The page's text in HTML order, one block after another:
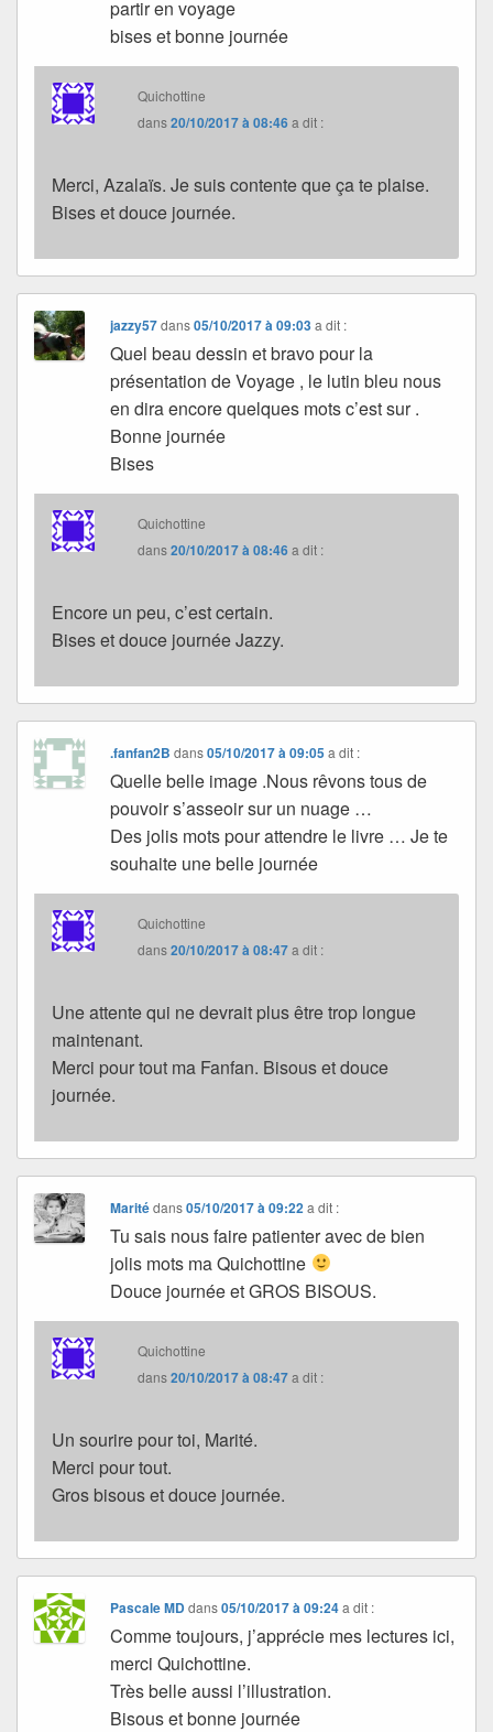
partir en voyage
bises et bonne journée
Quichottine
dans20/10/2017 à 08:46a dit :
Merci, Azalaïs. Je suis contente que ça te plaise.
Bises et douce journée.
jazzy57dans05/10/2017 à 09:03 a dit :
Quel beau dessin et bravo pour la
présentation de Voyage , le lutin bleu nous
en dira encore quelques mots c’est sur .
Bonne journée
Bises
Quichottine
dans20/10/2017 à 08:46a dit :
Encore un peu, c’est certain.
Bises et douce journée Jazzy.
.fanfan2B dans05/10/2017 à 09:05 a dit :
Quelle belle image .Nous rêvons tous de
pouvoir s’asseoir sur un nuage …
Des jolis mots pour attendre le livre … Je te
souhaite une belle journée
Quichottine
dans20/10/2017 à 08:47a dit :
Une attente qui ne devrait plus être trop longue
maintenant.
Merci pour tout ma Fanfan. Bisous et douce
journée.
Maritédans05/10/2017 à 09:22 a dit :
Tu sais nous faire patienter avec de bien
jolis mots ma Quichottine
Douce journée et GROS BISOUS.
Quichottine
dans20/10/2017 à 08:47a dit :
Un sourire pour toi, Marité.
Merci pour tout.
Gros bisous et douce journée.
Pascale MDdans05/10/2017 à 09:24 a dit :
Comme toujours, j’apprécie mes lectures ici,
merci Quichottine.
Très belle aussi l’illustration.
Bisous et bonne journée